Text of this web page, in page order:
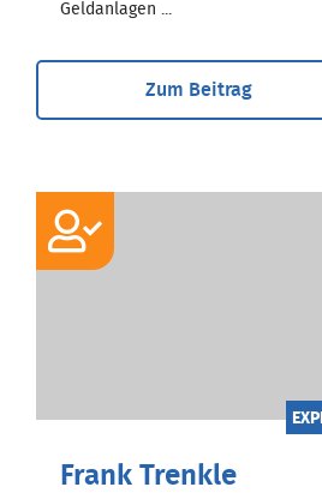
Geldanlagen ...
Zum Beitrag
Frank Trenkle